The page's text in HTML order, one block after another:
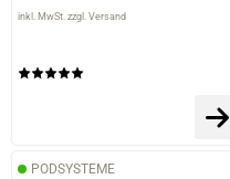
inkl. MwSt. zzgl. Versand
PODSYSTEME